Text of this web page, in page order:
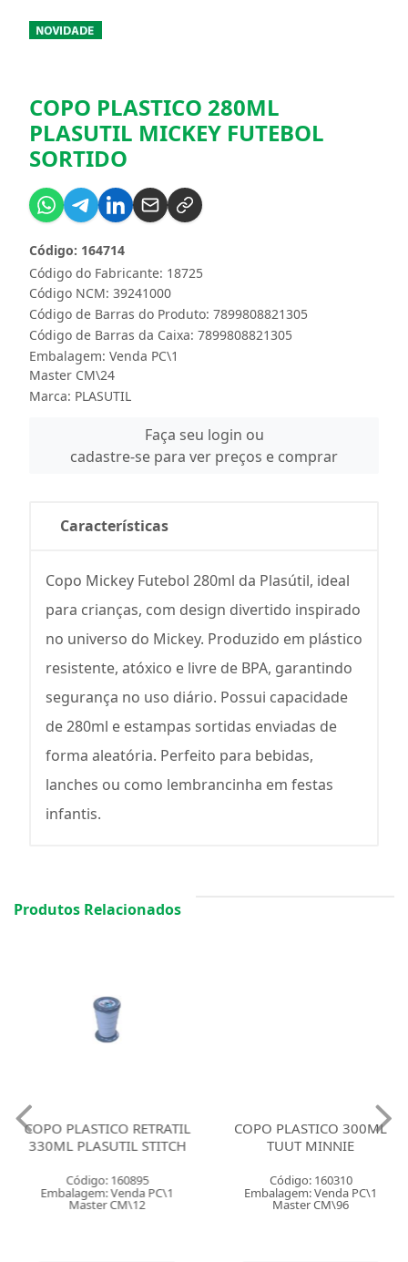
COPO PLASTICO 280ML
PLASUTIL MICKEY FUTEBOL
SORTIDO
Código do Fabricante: 18725
Código: 164714
Código NCM: 39241000
Código de Barras do Produto: 7899808821305
Código de Barras da Caixa: 7899808821305
Embalagem: Venda PC\1
Master CM\24
Marca: PLASUTIL
Faça seu login ou
cadastre-se para ver preços e comprar
Características
Copo Mickey Futebol 280ml da Plasútil, ideal
para crianças, com design divertido inspirado
no universo do Mickey. Produzido em plástico
resistente, atóxico e livre de BPA, garantindo
segurança no uso diário. Possui capacidade
de 280ml e estampas sortidas enviadas de
forma aleatória. Perfeito para bebidas,
lanches ou como lembrancinha em festas
infantis.
Produtos Relacionados
COPO PLASTICO RETRATIL
330ML PLASUTIL STITCH
Código: 160895
Embalagem: Venda PC\1
Master CM\12
COPO PLASTICO 300ML
TUUT MINNIE
Código: 160310
Embalagem: Venda PC\1
Master CM\96